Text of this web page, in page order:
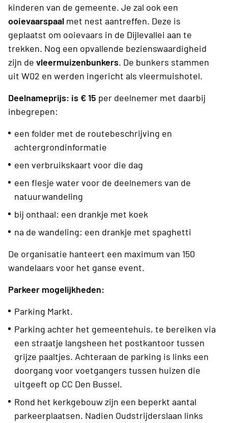
kinderen van de gemeente. Je zal ook een
ooievaarspaal met nest aantreffen. Deze is
geplaatst om ooievaars in de Dijlevallei aan te
trekken. Nog een opvallende bezienswaardigheid
zijn de vleermuizenbunkers. De bunkers stammen
uit W02 en werden ingericht als vleermuishotel.
Deelnameprijs: is € 15 per deelnemer met daarbij
inbegrepen:
een folder met de routebeschrijving en
achtergrondinformatie
een verbruikskaart voor die dag
een flesje water voor de deelnemers van de
natuurwandeling
bij onthaal: een drankje met koek
na de wandeling: een drankje met spaghetti
De organisatie hanteert een maximum van 150
wandelaars voor het ganse event.
Parkeer mogelijkheden:
Parking Markt.
Parking achter het gemeentehuis, te bereiken via
een straatje langsheen het postkantoor tussen
grijze paaltjes. Achteraan de parking is links een
doorgang voor voetgangers tussen huizen die
uitgeeft op CC Den Bussel.
Rond het kerkgebouw zijn een beperkt aantal
parkeerplaatsen. Nadien Oudstrijderslaan links